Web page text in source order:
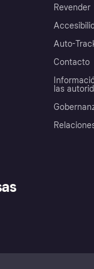
Revender
Auto-
Contacto
las
al